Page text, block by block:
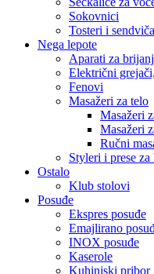
Sokovnici
Tosteri i
Nega lepote
Aparati za
Električni
Fenovi
Masažeri za telo
Masažeri
Masažeri
Ručni
Styleri i prese za
Ostalo
Klub stolovi
Posuđe
Ekspres posuđe
Emajlirano
INOX posuđe
Kaserole
Kuhinjski pribor